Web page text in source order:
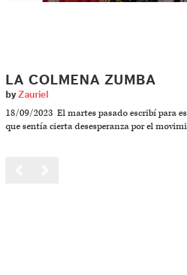
LA COLMENA ZUMBA
by Zauriel
18/09/2023 El martes pasado escribí para
que sentía cierta desesperanza por el